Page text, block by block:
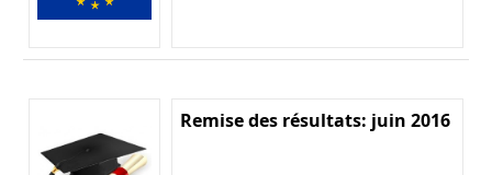
Remise des résultats: juin 2016